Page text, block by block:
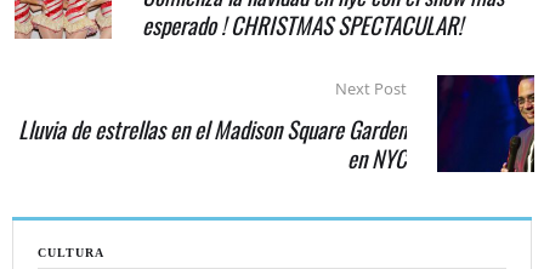
CULTURA
esperado ! CHRISTMAS SPECTACULAR!
Next Post
Lluvia de estrellas en el Madison Square Garden
en NYC